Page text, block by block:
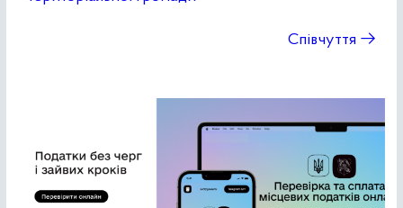
Співчуття →